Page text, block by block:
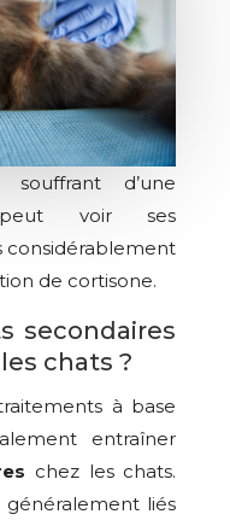
d’une
peut voir ses
considérablement
de cortisone.
secondaires
chats ?
à base
entraîner
chez les chats.
généralement liés